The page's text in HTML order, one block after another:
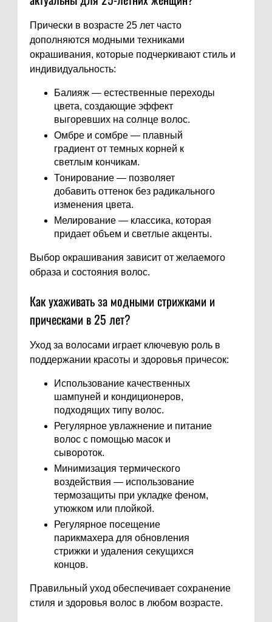
Прически в возрасте 25 лет часто
дополняются модными техниками
окрашивания, которые подчеркивают стиль и
индивидуальность:
Балияж — естественные переходы
цвета, создающие эффект
выгоревших на солнце волос.
Омбре и сомбре — плавный
градиент от темных корней к
светлым кончикам.
Тонирование — позволяет
добавить оттенок без радикального
изменения цвета.
Мелирование — классика, которая
придает объем и светлые акценты.
Выбор окрашивания зависит от желаемого
образа и состояния волос.
Как ухаживать за модными стрижками и
прическами в 25 лет?
Уход за волосами играет ключевую роль в
поддержании красоты и здоровья причесок:
Использование качественных
шампуней и кондиционеров,
подходящих типу волос.
Регулярное увлажнение и питание
волос с помощью масок и
сывороток.
Минимизация термического
воздействия — использование
термозащиты при укладке феном,
утюжком или плойкой.
Регулярное посещение
парикмахера для обновления
стрижки и удаления секущихся
концов.
Правильный уход обеспечивает сохранение
стиля и здоровья волос в любом возрасте.